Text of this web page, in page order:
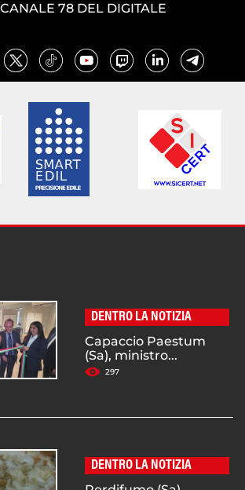
78 DEL DIGITALE
DENTRO LA NOTIZIA
Capaccio Paestum
(Sa), ministro...
297
DENTRO LA NOTIZIA